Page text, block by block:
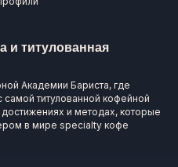
и титулованная
Академии Бариста, где
титулованной кофейной
и методах, которые
в мире specialty кофе